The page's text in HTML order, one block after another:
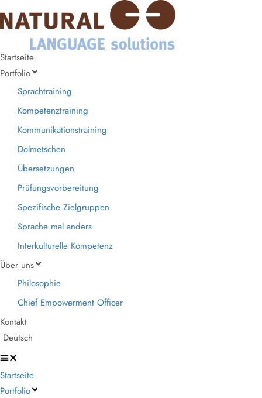
Startseite
Portfolio
Sprachtraining
Kompetenztraining
Kommunikationstraining
Dolmetschen
Übersetzungen
Prüfungsvorbereitung
Spezifische Zielgruppen
Sprache mal anders
Interkulturelle Kompetenz
Über uns
Philosophie
Chief Empowerment Officer
Kontakt
Deutsch
Startseite
Portfolio